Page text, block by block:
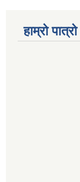
हाम्रो पात्रो